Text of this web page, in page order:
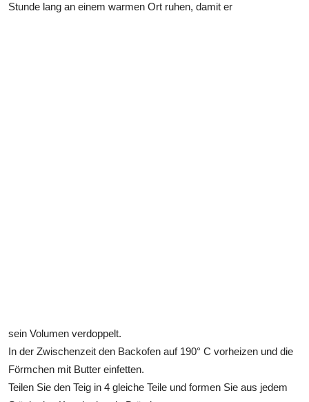
Stunde lang an einem warmen Ort ruhen, damit er
sein Volumen verdoppelt.
In der Zwischenzeit den Backofen auf 190° C vorheizen und die
Förmchen mit Butter einfetten.
Teilen Sie den Teig in 4 gleiche Teile und formen Sie aus jedem